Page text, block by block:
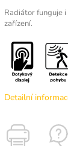
Radiátor funguje
zařízení.
Detailní